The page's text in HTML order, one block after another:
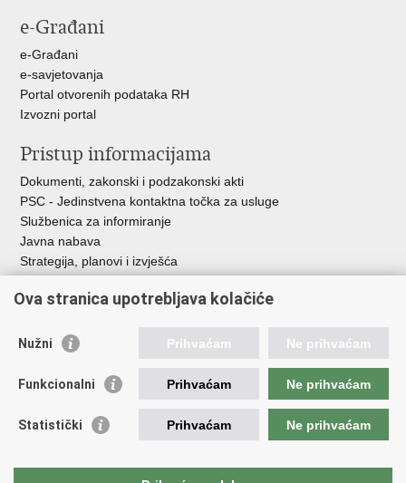
FacebookuTwitteru
e-Građani
e-Građani
e-savjetovanja
Portal otvorenih podataka RH
Izvozni portal
Pristup informacijama
Dokumenti, zakonski i podzakonski akti
PSC - Jedinstvena kontaktna točka za usluge
Službenica za informiranje
Javna nabava
Strategija, planovi i izvješća
Korisne poveznice
Vlada RH
ASOO
CARNET
Ova stranica upotrebljava kolačiće
Nužni Prihvaćam Ne prihvaćam
Funkcionalni Prihvaćam Ne prihvaćam
Statistički Prihvaćam Ne prihvaćam